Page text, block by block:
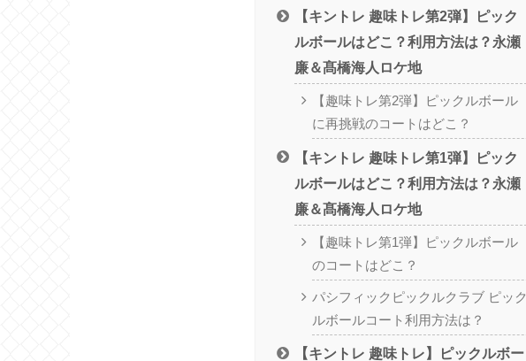
【キントレ 趣味トレ第2弾】ピック
ルボールはどこ？利用方法は？永瀬
廉＆髙橋海人ロケ地
【趣味トレ第2弾】ピックルボール
に再挑戦のコートはどこ？
【キントレ 趣味トレ第1弾】ピック
ルボールはどこ？利用方法は？永瀬
廉＆髙橋海人ロケ地
【趣味トレ第1弾】ピックルボール
のコートはどこ？
パシフィックピックルクラブ ピック
ルボールコート利用方法は？
【キントレ 趣味トレ】ピックルボー